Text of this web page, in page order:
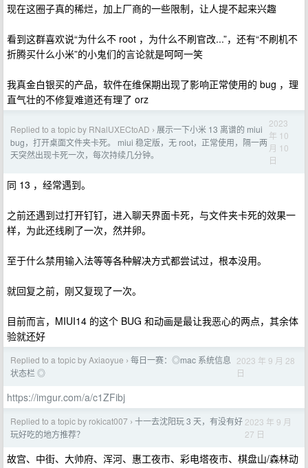
现在这圈子真的稀烂，加上厂商的一些限制，让人提不起来兴趣
看到这群喜欢说“为什么不 root ，为什么不刷官改...”，还有“不刷机不
折腾买什么小米”的小鬼们的言论就是呵呵一笑
我真金白银买的产品，软件在维保期出现了影响正常使用的 bug ，理
直气壮的不修复难道还有理了 orz
Replied to a topic by RNalUXECtoAD › 展示一下小米 13 离谱的 miui
bug，打开桌面文件夹卡死。 miui 稳定版，无 root，正常使用，隔一两
天突然出现卡死一次，每次持续几分钟。
2023
年 10
月 10
日
同 13 ，经常遇到。
之前还遇到过打开钉钉，进入聊天界面卡死，与文件夹卡死的效果一
样，为此还线刷了一次，然并卵。
至于什么禁用输入法等等各种解决方式都尝试过，根本没用。
就回复之前，刚又复现了一次。
目前而言，MIUI14 的这个 BUG 和动画是最让我恶心的两点，其余体
验就还好
Replied to a topic by Axiaoyue › 每日一赛：◎mac 系统信息
状态栏 ◎
2023 年 9 月 28
日
https://imgur.com/a/c1ZFibj
Replied to a topic by rokicat007 › 十一去沈阳玩 3 天，有没有好
玩好吃的地方推荐？
2023 年 9 月
27 日
故宫、中街、大帅府、浑河、惠工夜市、彩电塔夜市、棋盘山/森林动